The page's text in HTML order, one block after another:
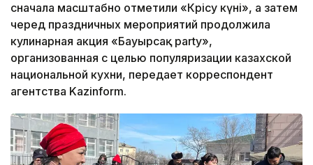
сначала масштабно отметили «Көрісу күні», а затем
черед праздничных мероприятий продолжила
кулинарная акция «Бауырсақ party»,
организованная с целью популяризации казахской
национальной кухни, передает корреспондент
агентства Kazinform.